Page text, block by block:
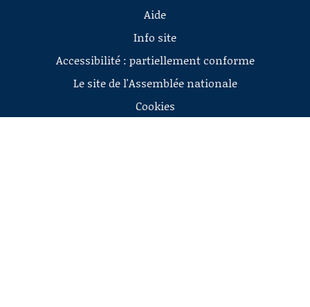
Aide
Info site
Accessibilité : partiellement conforme
Le site de l'Assemblée nationale
Cookies